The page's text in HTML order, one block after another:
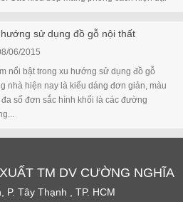
sử dụng đồ gỗ nội thất
06/2015
nổi bật trong xu hướng sử dụng đồ gỗ
nhà hiện nay là kiểu dáng đơn giản, màu
đa số đơn sắc hình khối là các đường
TM DV CƯỜNG NGHĨA
Tây Thạnh , TP. HCM